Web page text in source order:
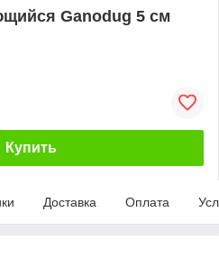
Ganodug 5 см
Купить
Доставка Оплата